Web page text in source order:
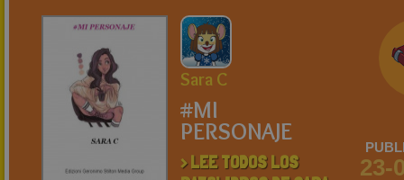
Sara C
#MI
PERSONAJE
> LEE TODOS LOS
23-